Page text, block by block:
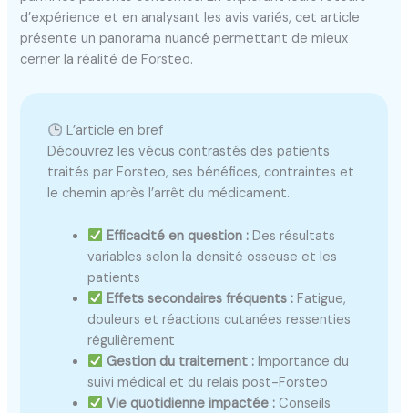
d’expérience et en analysant les avis variés, cet article
présente un panorama nuancé permettant de mieux
cerner la réalité de Forsteo.
L’article en bref
Découvrez les vécus contrastés des patients
traités par Forsteo, ses bénéfices, contraintes et
le chemin après l’arrêt du médicament.
Efficacité en question :Des résultats
variables selon la densité osseuse et les
patients
Effets secondaires fréquents :Fatigue,
douleurs et réactions cutanées ressenties
régulièrement
Gestion du traitement :Importance du
suivi médical et du relais post-Forsteo
Vie quotidienne impactée :Conseils